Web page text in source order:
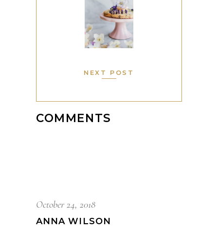
NEXT POST
COMMENTS
October 24, 2018
ANNA WILSON